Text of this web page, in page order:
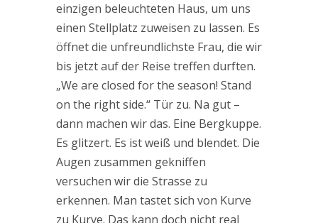
einzigen beleuchteten Haus, um uns
einen Stellplatz zuweisen zu lassen. Es
öffnet die unfreundlichste Frau, die wir
bis jetzt auf der Reise treffen durften.
„We are closed for the season! Stand
on the right side.“ Tür zu. Na gut –
dann machen wir das. Eine Bergkuppe.
Es glitzert. Es ist weiß und blendet. Die
Augen zusammen gekniffen
versuchen wir die Strasse zu
erkennen. Man tastet sich von Kurve
zu Kurve. Das kann doch nicht real